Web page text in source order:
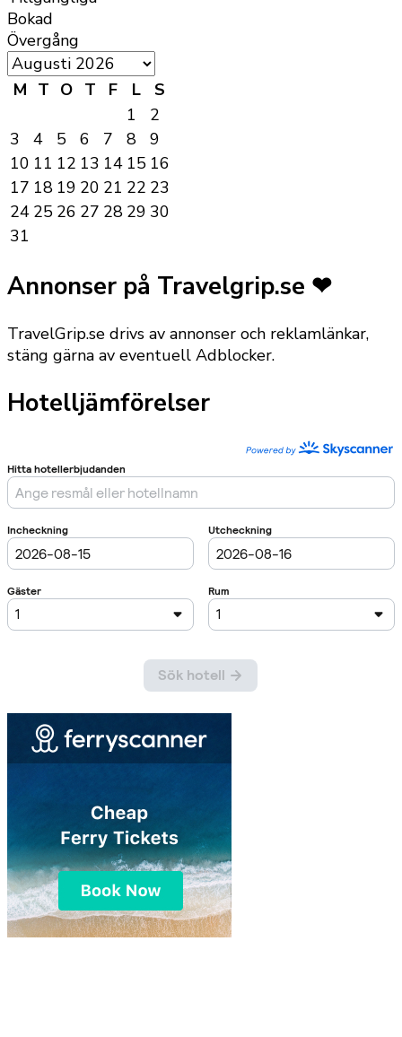
Bokad
Övergång
M T O T F L
S
1
2
3
4 5 6 7 8
9
10 11 12 13 14 15 16
17 18 19 20 21 22 23
24 25 26 27 28 29 30
31
Annonser på Travelgrip.se ❤
TravelGrip.se drivs av annonser och reklamlänkar,
stäng gärna av eventuell Adblocker.
Hotelljämförelser